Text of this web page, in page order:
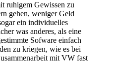
ruhigem Gewissen zu
gehen, weniger Geld
ein individuelles
was anderes, als eine
Sofware einfach
zu kriegen, wie es bei
mit VW fast